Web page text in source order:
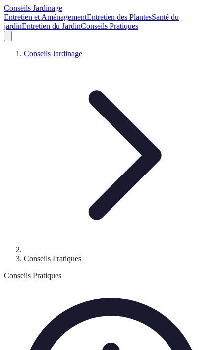
Conseils Jardinage
Entretien et AménagementEntretien des PlantesSanté du
jardinEntretien du JardinConseils Pratiques
Conseils Jardinage
Conseils Pratiques
Conseils Pratiques